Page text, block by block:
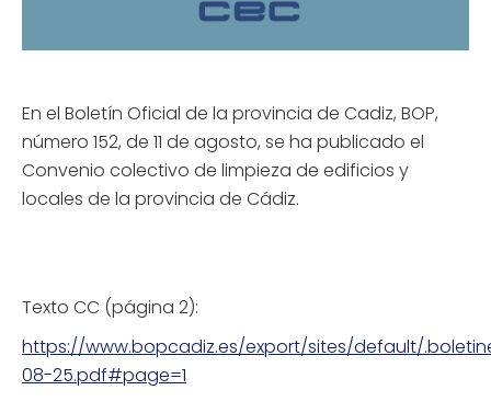
En el Boletín Oficial de la provincia de Cadiz, BOP,
número 152, de 11 de agosto, se ha publicado el
Convenio colectivo de limpieza de edificios y
locales de la provincia de Cádiz.
Texto CC (página 2):
https://www.bopcadiz.es/export/sites/default/
08-25.pdf#page=1